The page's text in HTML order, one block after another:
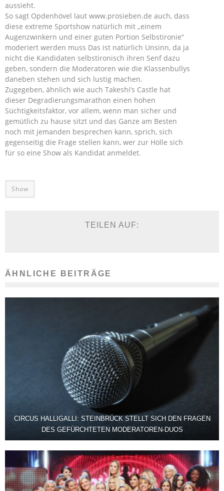
aussieht.
So sagt Opdenhövel laut www.prosieben.de auch, dass
diese extreme Sportshow natürlich mit „einem
Augenzwinkern und einer guten Portion Selbstironie“
moderiert werden muss Das ist natürlich Unsinn, da ja
nicht die Kandidaten selbstironisch ihren Senf dazu
geben, sondern die Moderatoren wie die Klassenbullys
daneben stehen und sich lustig machen.
Zugegeben, ähnlich wie auch Takeshi’s Castle hat
dieser Degradierungsmarathon einen hohen
Süchtigkeitsfaktor, vor allem, wenn man sicher und
gemütlich zu hause sitzt und das Ganze am Besten
noch mit jemanden besprechen kann, sprich, sich
gegenseitig die Frage stellen kann, wer zur Hölle sich
für so eine Show als Kandidat anmeldet.
Show
TEILEN AUF:
ÄHNLICHE BEITRÄGE
CIRCUS HALLIGALLI: STEINBRÜCK STELLT SICH DEN FRAGEN
DES GEFÜRCHTETEN MODERATOREN-DUOS